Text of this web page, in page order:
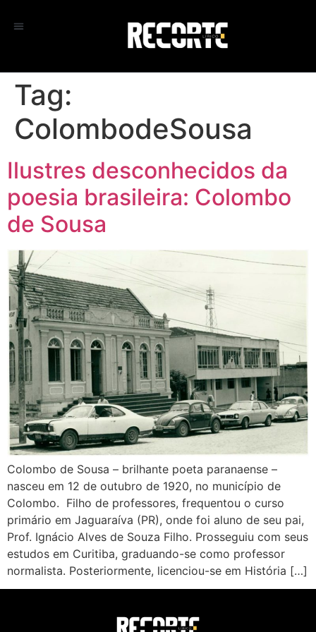
Tag:
ColombodeSousa
Ilustres desconhecidos da
poesia brasileira: Colombo
de Sousa
Colombo de Sousa – brilhante poeta paranaense –
nasceu em 12 de outubro de 1920, no município de
Colombo. Filho de professores, frequentou o curso
primário em Jaguaraíva (PR), onde foi aluno de seu pai,
Prof. Ignácio Alves de Souza Filho. Prosseguiu com seus
estudos em Curitiba, graduando-se como professor
normalista. Posteriormente, licenciou-se em História […]